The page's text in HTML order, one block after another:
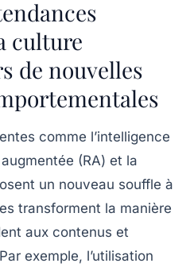
culture
de nouvelles
comme l’intelligence
(RA) et la
un nouveau souffle à
transforment la manière
aux contenus et
exemple, l’utilisation